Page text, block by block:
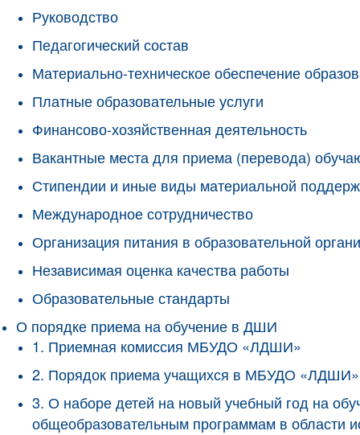
Руководство
Педагогический состав
Материально-техническое обеспечение
Платные образовательные услуги
Финансово-хозяйственная деятельность
Вакантные места для приема (перевода)
Стипендии и иные виды материальной
Международное сотрудничество
Организация питания в образовательной
Независимая оценка качества работы
Образовательные стандарты
О порядке приема на обучение в ДШИ
1. Приемная комиссия МБУДО «ЛДШИ»
2. Порядок приема учащихся в МБУДО «ЛДШИ»
3. О наборе детей на новый учебный год на
общеобразовательным программам в области